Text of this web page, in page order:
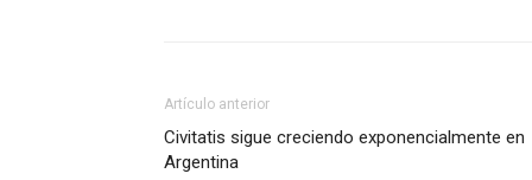
Artículo anterior
Civitatis sigue creciendo exponencialmente en
Argentina